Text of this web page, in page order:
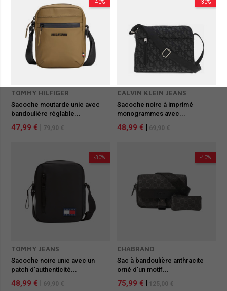
-40%
TOMMY HILFIGER
Sacoche moutarde unie avec
bandoulière réglable...
47,99 € 79,90 €
-30%
CALVIN KLEIN JEANS
Sacoche noire à imprimé
monogrammes avec...
48,99 € 69,90 €
-30%
TOMMY JEANS
Sacoche noire unie avec un
patch d'authenticité...
48,99 € 69,90 €
-40%
CHABRAND
Sac à bandoulière anthracite
orné d'un motif...
75,99 € 125,00 €